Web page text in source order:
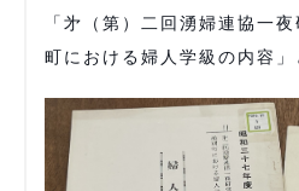
「㐧（第）二回湧婦連協一
町における婦人学級の内容」